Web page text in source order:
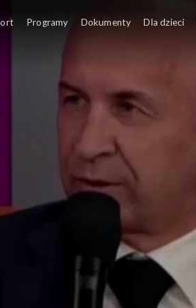
Programy Dokumenty Dla dzieci